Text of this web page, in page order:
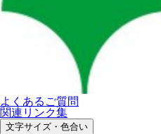
よくあるご質問
関連リンク集
文字サイズ・色合い